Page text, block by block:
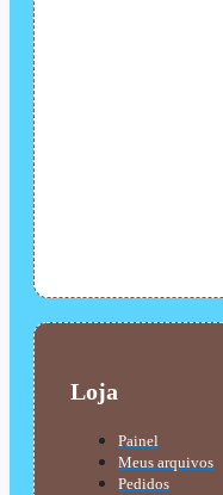
Loja
Painel
Meus arquivos
Pedidos